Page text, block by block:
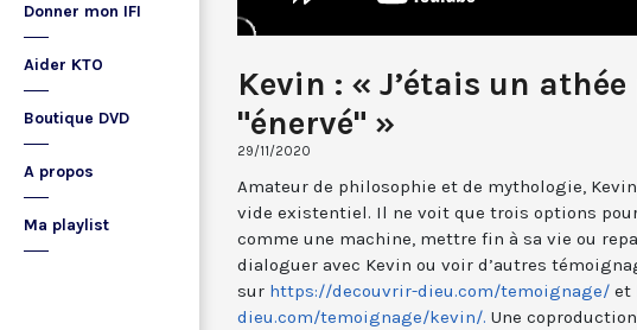
Donner mon IFI
Aider KTO
Boutique DVD
A propos
Ma playlist
Kevin : « J’étais un
"énervé" »
29/11/2020
Amateur de philosophie et de mythologie,
vide existentiel. Il ne voit que trois options
comme une machine, mettre fin à sa vie ou
dialoguer avec Kevin ou voir d’autres
sur https://decouvrir-dieu.com/temoignage/ et
dieu.com/temoignage/kevin/. Une